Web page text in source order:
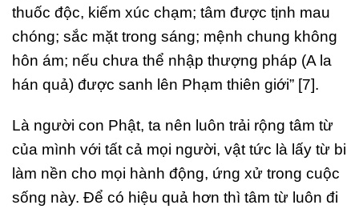
thuốc độc, kiếm xúc chạm; tâm được tịnh mau
chóng; sắc mặt trong sáng; mệnh chung không
hôn ám; nếu chưa thể nhập thượng pháp (A la
hán quả) được sanh lên Phạm thiên giới” [7].
Là người con Phật, ta nên luôn trải rộng tâm từ
của mình với tất cả mọi người, vật tức là lấy từ bi
làm nền cho mọi hành động, ứng xử trong cuộc
sống này. Để có hiệu quả hơn thì tâm từ luôn đi